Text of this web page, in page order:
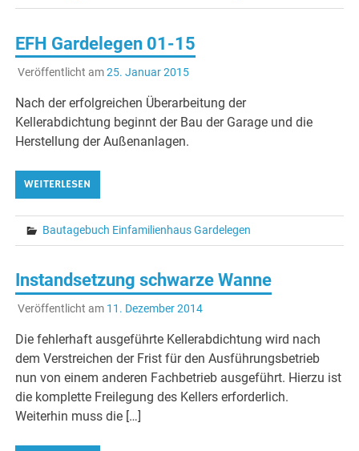
EFH Gardelegen 01-15
Veröffentlicht am25. Januar 2015
Nach der erfolgreichen Überarbeitung der
Kellerabdichtung beginnt der Bau der Garage und die
Herstellung der Außenanlagen.
WEITERLESEN
Bautagebuch Einfamilienhaus Gardelegen
Instandsetzung schwarze Wanne
Veröffentlicht am 11. Dezember 2014
Die fehlerhaft ausgeführte Kellerabdichtung wird nach
dem Verstreichen der Frist für den Ausführungsbetrieb
nun von einem anderen Fachbetrieb ausgeführt. Hierzu ist
die komplette Freilegung des Kellers erforderlich.
Weiterhin muss die […]